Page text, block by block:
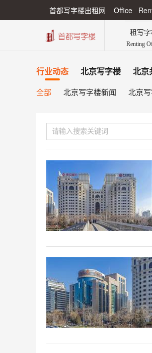
首都写字楼出租网 Office
租写
Renting
行业动态 北京写字楼 北京
全部 北京写字楼新闻 北京